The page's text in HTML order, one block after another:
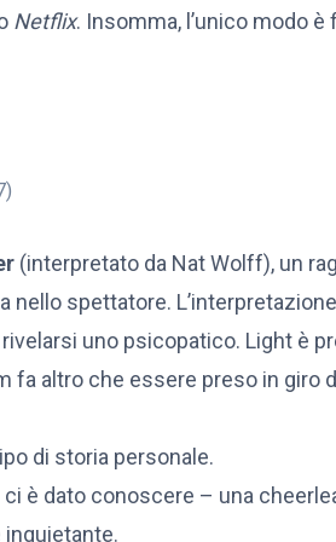
Netflix. Insomma, l’unico modo
(interpretato da Nat Wolff), un
spettatore.
uno psicopatico. Light è
fa altro che essere preso in giro
di storia personale.
è dato conoscere – una
inquietante.